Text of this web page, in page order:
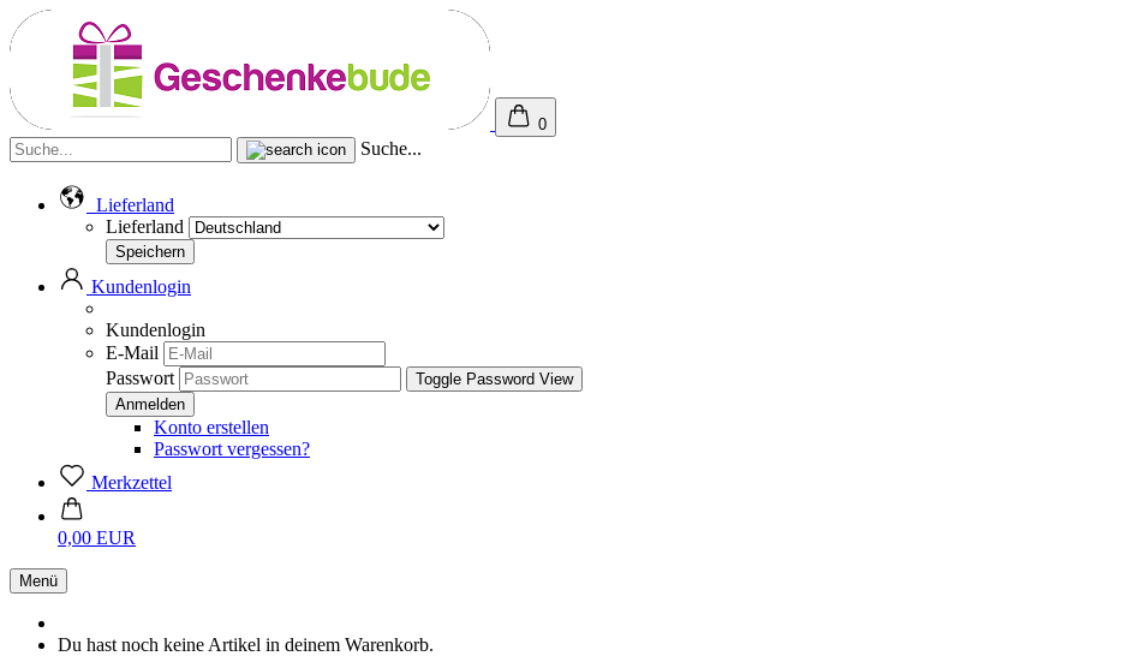
0
Suche...
Lieferland
Lieferland
Kundenlogin
Kundenlogin
E-Mail
Passwort
Toggle Password View
Konto erstellen
Passwort vergessen?
Merkzettel
0,00 EUR
Menü
Du hast noch keine Artikel in deinem Warenkorb.